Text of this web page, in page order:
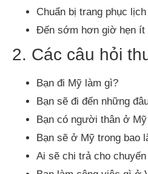
Chuẩn bị trang phục
Đến sớm hơn giờ hẹn ít
2. Các câu hỏi
Bạn đi Mỹ làm gì?
Bạn sẽ đi đến những
Bạn có người thân ở
Bạn sẽ ở Mỹ trong bao
Ai sẽ chi trả cho